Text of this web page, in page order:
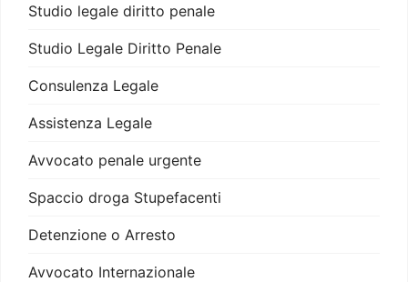
Studio legale diritto penale
Studio Legale Diritto Penale
Consulenza Legale
Assistenza Legale
Avvocato penale urgente
Spaccio droga Stupefacenti
Detenzione o Arresto
Avvocato Internazionale